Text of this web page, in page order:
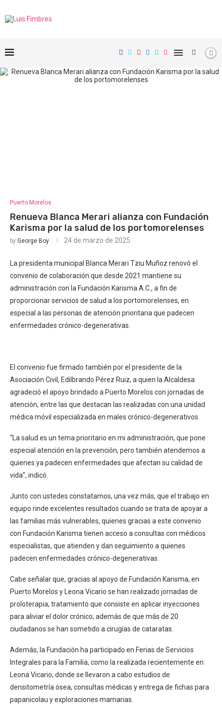
Puerto Morelos
Renueva Blanca Merari alianza con Fundación
Karisma por la salud de los portomorelenses
by George Boy 24 de marzo de 2025
La presidenta municipal Blanca Merari Tziu Muñoz renovó el
convenio de colaboración que desde 2021 mantiene su
administración con la Fundación Karisma A.C., a fin de
proporcionar servicios de salud a los portomorelenses, en
especial a las personas de atención prioritaria que padecen
enfermedades crónico-degenerativas.
El convenio fue firmado también por el presidente de la
Asociación Civil, Edilbrando Pérez Ruiz, a quien la Alcaldesa
agradeció el apoyo brindado a Puerto Morelos con jornadas de
atención, entre las que destacan las realizadas con una unidad
médica móvil especializada en males crónico-degenerativos.
“La salud es un tema prioritario en mi administración, que pone
especial atención en la prevención, pero también atendemos a
quienes ya padecen enfermedades que afectan su calidad de
vida”, indicó.
Junto con ustedes constatamos, una vez más, que el trabajo en
equipo rinde excelentes resultados cuando se trata de apoyar a
las familias más vulnerables, quienes gracias a este convenio
con Fundación Karisma tienen acceso a consultas con médicos
especialistas, que atienden y dan seguimiento a quienes
padecen enfermedades crónico-degenerativas.
Cabe señalar que, gracias al apoyo de Fundación Karisma, en
Puerto Morelos y Leona Vicario se han realizado jornadas de
proloterapia, tratamiento que consiste en aplicar inyecciones
para aliviar el dolor crónico; además de que más de 20
ciudadanos se han sometido a cirugías de cataratas.
Además, la Fundación ha participado en Ferias de Servicios
Integrales para la Familia, como la realizada recientemente en
Leona Vicario, donde se llevaron a cabo estudios de
densitometría ósea, consultas médicas y entrega de fichas para
papanicolau y exploraciones mamarias.